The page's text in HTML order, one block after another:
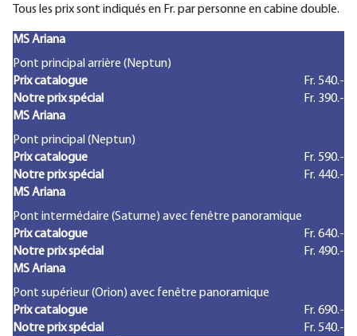
Tous les prix sont indiqués en Fr. par personne en cabine double.
MS Ariana
Pont principal arrière (Neptun)
Prix catalogue
Fr. 540.-
Notre prix spécial
Fr. 390.-
MS Ariana
Pont principal (Neptun)
Prix catalogue
Fr. 590.-
Notre prix spécial
Fr. 440.-
MS Ariana
Pont intermédaire (Saturne) avec fenêtre panoramique
Prix catalogue
Fr. 640.-
Notre prix spécial
Fr. 490.-
MS Ariana
Pont supérieur (Orion) avec fenêtre panoramique
Prix catalogue
Fr. 690.-
Notre prix spécial
Fr. 540.-